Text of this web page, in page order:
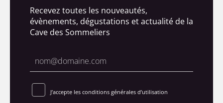
Recevez toutes les nouveautés,
évènements, dégustations et actualité de la
Cave des Sommeliers
J’accepte les conditions générales d’utilisation